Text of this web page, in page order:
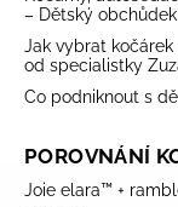
– Dětský
Jak vybrat
od specialistky
Co podniknout s
POROVNÁNÍ
Joie elara™ +